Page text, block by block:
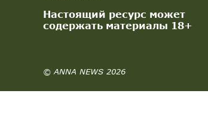
Настоящий ресурс может
содержать материалы 18+
© ANNA NEWS 2026